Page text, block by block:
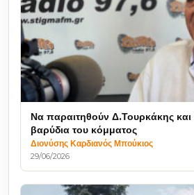
Να παραιτηθούν Δ.Τουρκάκης και
βαρύδια του κόμματος
Διονύσης Καρδιανός Μπούκιος
29/06/2026